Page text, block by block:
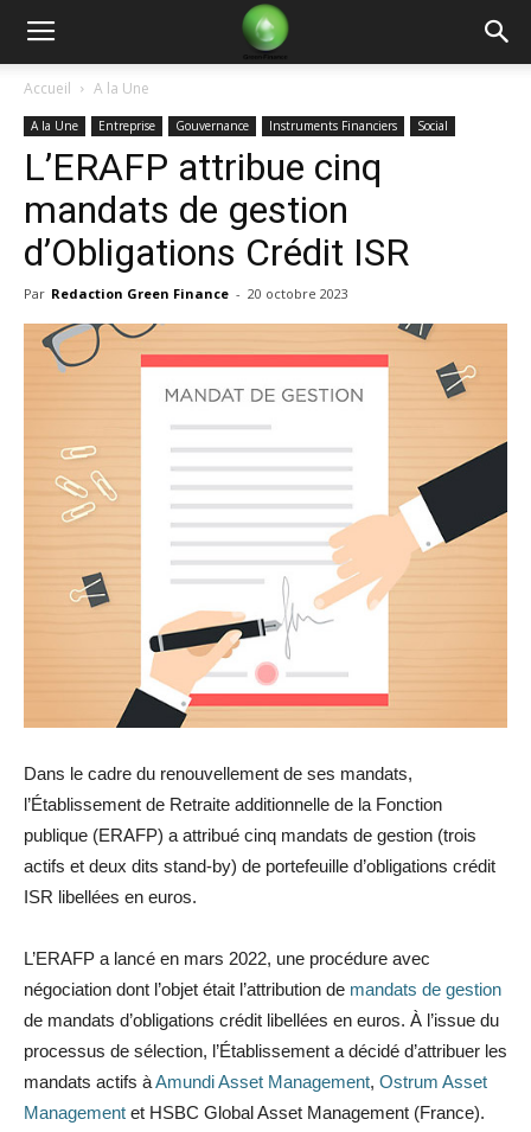
Green
Finance
Accueil A la Une
A la Une Entreprise Gouvernance Instruments Financiers Social
L’ERAFP attribue cinq
mandats de gestion
d’Obligations Crédit ISR
Par Redaction Green Finance - 20 octobre 2023
Dans le cadre du renouvellement de ses mandats,
l’Établissement de Retraite additionnelle de la Fonction
publique (ERAFP) a attribué cinq mandats de gestion (trois
actifs et deux dits stand-by) de portefeuille d’obligations crédit
ISR libellées en euros.
L’ERAFP a lancé en mars 2022, une procédure avec
négociation dont l’objet était l’attribution de mandats de gestion
de mandats d’obligations crédit libellées en euros. À l’issue du
processus de sélection, l’Établissement a décidé d’attribuer les
mandats actifs àAmundi Asset Management, Ostrum Asset
Management et HSBC Global Asset Management (France).